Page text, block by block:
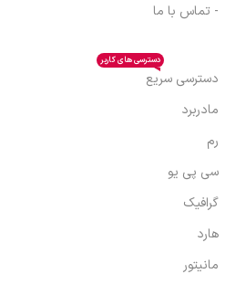
- تماس با ما
دسترسی سریع
دسترسی های کاربر
مادربرد
رم
سی پی یو
گرافیک
هارد
مانیتور